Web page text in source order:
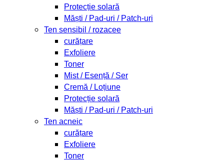
Protecție solară
Măști / Pad-uri / Patch-uri
Ten sensibil / rozacee
curățare
Exfoliere
Toner
Mist / Esență / Ser
Cremă / Loțiune
Protecție solară
Măști / Pad-uri / Patch-uri
Ten acneic
curățare
Exfoliere
Toner